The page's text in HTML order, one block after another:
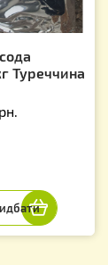
Туреччина